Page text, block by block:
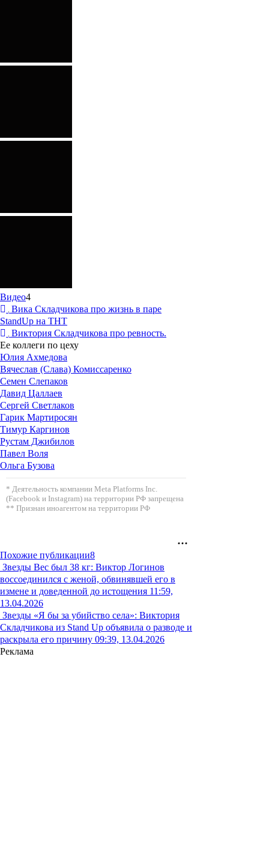
Видео4
Вика Складчикова про жизнь в паре
StandUp на ТНТ
Виктория Складчикова про ревность.
Ее коллеги по цеху
Юлия Ахмедова
Вячеслав (Слава) Комиссаренко
Семен Слепаков
Давид Цаллаев
Сергей Светлаков
Гарик Мартиросян
Тимур Каргинов
Рустам Джибилов
Павел Воля
Ольга Бузова
* Деятельность компании Meta Platforms Inc.
(Facebook и Instagram) на территории РФ запрещена
** Признан иноагентом на территории РФ
Похожие публикации8
Звезды Вес был 38 кг: Виктор Логинов
воссоединился с женой, обвинявшей его в
измене и доведенной до истощения 11:59,
13.04.2026
Звезды «Я бы за убийство села»: Виктория
Складчикова из Stand Up объявила о разводе и
раскрыла его причину 09:39, 13.04.2026
Реклама